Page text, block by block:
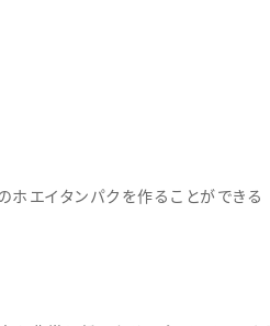
エイタンパクを作ることができる